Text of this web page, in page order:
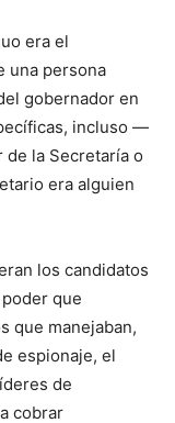
era el
una persona
gobernador en
incluso —
la Secretaría o
era alguien
los candidatos
que
que manejaban,
espionaje, el
de
cobrar